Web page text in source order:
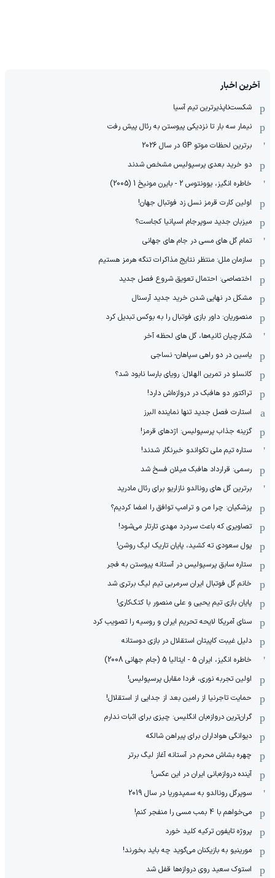
آخرین اخبار
شکست‌ناپذیرترین تیم آسیا
نیمار سه بار تا نزدیکی پیوستن به رئال پیش رفت
برترین لحظات موتو GP در سال 2026
دو خرید بعدی پرسپولیس مشخص شدند
خاطره انگیز، یوونتوس 2 - بایرن مونیخ 1 (2005)
اولین کارت قرمز نسل زد فوتبال جهان!
میزبان جدید سوپرجام اسپانیا کجاست؟
تمام گل های مسی در جام های جهانی
سازمان ملل: منتظر نتایج مذاکرات تنگه هرمز هستیم
اختصاصی: احتمال تعویق شروع فصل جدید
مشکل در نهایی شدن خرید جدید آرسنال
منصوریان: داور بازی فوتبال را به بوکس تبدیل کرد
شکارچیان ثانیه‌ها، گل های لحظه آخر
یاسین در دو راهی سپاهان- نساجی
کانسلو در تمرین الهلال: رویای بارسا نابود شد؟
تراکتور دو هافبک در دروازه‌اش دارد!
استارت فصل جدید تنها نماینده البرز
گزینه جذاب پرسپولیس: اژدهای قرمز!
ستاره تیم ملی تکواندو خبرنگار شدند!
رسمی: قرارداد هافبک میلان فسخ شد
برترین گل های رونالدو نازاریو برای رئال مادرید
پزشکیان: چرا من و ترامپ توافق را امضا کردیم؟
تصاویری که باعث سردرد مهدی تارتار می‌شود!
پول سعودی ته کشید، پایان تاریک لیگ روشن!
ستاره سابق پرسپولیس در آستانه پیوستن به فجر
خانم گل فوتبال ایران سرمربی تیم لیگ برتری شد
پایان بازی تیم یحیی و علی منصور با کتک‌کاری!
سنای آمریکا لایحه تحریم ایران و روسیه را تصویب کرد
دلیل غیبت کاپیتان استقلال در بازی دوستانه
خاطره انگیز، ایران 5 - ایتالیا 5 (جام جهانی 2008)
اولین تجربه نوری، فردا مقابل پرسپولیس!
حمایت تاجرنیا از رامین بعد از جدایی از استقلال!
گران‌ترین دروازه‌بان انگلیس: چیزی برای اثبات ندارم
دیوانگی هواداران برای پیراهن شالکه
چهره بشاش محرم در آستانه آغاز لیگ برتر
آینده دروازه‌بانی ایران در این عکس!
سوپرگل رونالدو به سمپدوریا در سال 2019
می‌خواهم با 4 بمب مسی را منفجر کنم!
پروژه تایفون ترکیه کلید خورد
مورینیو به بازیکنان می‌گوید چه باید بخورند!
استوک سعید روی دروازه‌ها قفل شد